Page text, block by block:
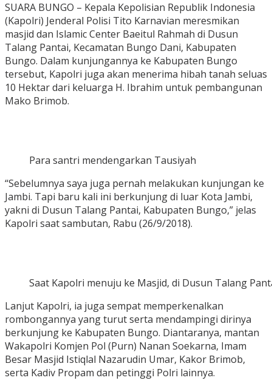
SUARA BUNGO – Kepala Kepolisian Republik Indonesia
(Kapolri) Jenderal Polisi Tito Karnavian meresmikan
masjid dan Islamic Center Baeitul Rahmah di Dusun
Talang Pantai, Kecamatan Bungo Dani, Kabupaten
Bungo. Dalam kunjungannya ke Kabupaten Bungo
tersebut, Kapolri juga akan menerima hibah tanah seluas
10 Hektar dari keluarga H. Ibrahim untuk pembangunan
Mako Brimob.
Para santri mendengarkan Tausiyah
“Sebelumnya saya juga pernah melakukan kunjungan ke
Jambi. Tapi baru kali ini berkunjung di luar Kota Jambi,
yakni di Dusun Talang Pantai, Kabupaten Bungo,” jelas
Kapolri saat sambutan, Rabu (26/9/2018).
Saat Kapolri menuju ke Masjid, di Dusun Talang
Lanjut Kapolri, ia juga sempat memperkenalkan
rombongannya yang turut serta mendampingi dirinya
berkunjung ke Kabupaten Bungo. Diantaranya, mantan
Wakapolri Komjen Pol (Purn) Nanan Soekarna, Imam
Besar Masjid Istiqlal Nazarudin Umar, Kakor Brimob,
serta Kadiv Propam dan petinggi Polri lainnya.